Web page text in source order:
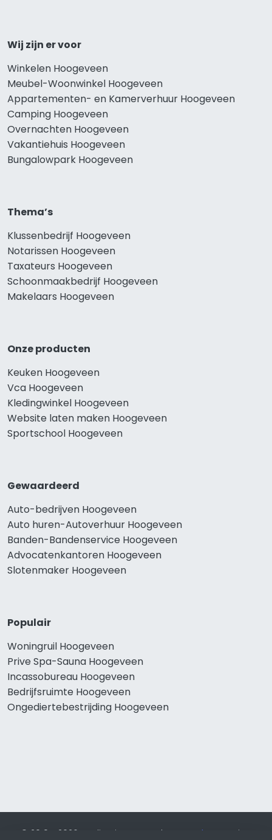
Wij zijn er voor
Winkelen Hoogeveen
Meubel-Woonwinkel Hoogeveen
Appartementen- en Kamerverhuur Hoogeveen
Camping Hoogeveen
Overnachten Hoogeveen
Vakantiehuis Hoogeveen
Bungalowpark Hoogeveen
Thema’s
Klussenbedrijf Hoogeveen
Notarissen Hoogeveen
Taxateurs Hoogeveen
Schoonmaakbedrijf Hoogeveen
Makelaars Hoogeveen
Onze producten
Keuken Hoogeveen
Vca Hoogeveen
Kledingwinkel Hoogeveen
Website laten maken Hoogeveen
Sportschool Hoogeveen
Gewaardeerd
Auto-bedrijven Hoogeveen
Auto huren-Autoverhuur Hoogeveen
Banden-Bandenservice Hoogeveen
Advocatenkantoren Hoogeveen
Slotenmaker Hoogeveen
Populair
Woningruil Hoogeveen
Prive Spa-Sauna Hoogeveen
Incassobureau Hoogeveen
Bedrijfsruimte Hoogeveen
Ongediertebestrijding Hoogeveen
© 2019 - 2026 Realisatie en SEO door SEO-bureau Lion